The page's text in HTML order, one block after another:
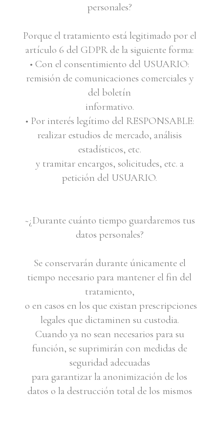
personales?
Porque el tratamiento está legitimado por el
artículo 6 del GDPR de la siguiente forma:
• Con el consentimiento del USUARIO:
remisión de comunicaciones comerciales y
del boletín
informativo.
• Por interés legítimo del RESPONSABLE:
realizar estudios de mercado, análisis
estadísticos, etc.
y tramitar encargos, solicitudes, etc. a
petición del USUARIO.
~¿Durante cuánto tiempo guardaremos tus
datos personales?
Se conservarán durante únicamente el
tiempo necesario para mantener el fin del
tratamiento,
o en casos en los que existan prescripciones
legales que dictaminen su custodia.
Cuando ya no sean necesarios para su
función, se suprimirán con medidas de
seguridad adecuadas
para garantizar la anonimización de los
datos o la destrucción total de los mismos